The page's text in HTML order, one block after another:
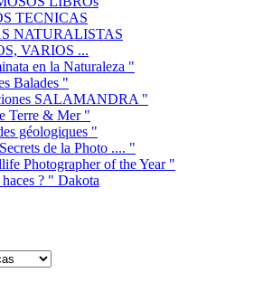
TECNICAS
NATURALISTAS
VARIOS ...
en la Naturaleza "
Balades "
SALAMANDRA "
Terre & Mer "
géologiques "
de la Photo .... "
Photographer of the Year "
? " Dakota